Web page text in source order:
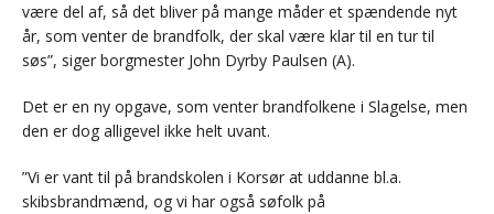
være del af, så det bliver på mange måder et spændende nyt
år, som venter de brandfolk, der skal være klar til en tur til
søs”, siger borgmester John Dyrby Paulsen (A).
Det er en ny opgave, som venter brandfolkene i Slagelse, men
den er dog alligevel ikke helt uvant.
”Vi er vant til på brandskolen i Korsør at uddanne bl.a.
skibsbrandmænd, og vi har også søfolk på